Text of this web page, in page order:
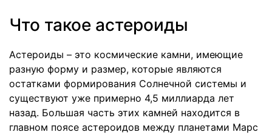
Что такое астероиды
Астероиды – это космические камни, имеющие
разную форму и размер, которые являются
остатками формирования Солнечной системы и
существуют уже примерно 4,5 миллиарда лет
назад. Большая часть этих камней находится в
главном поясе астероидов между планетами Марс